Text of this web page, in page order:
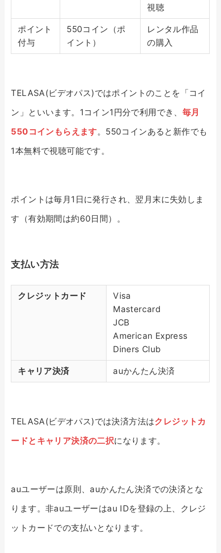
視聴
ポイント
付与
550コイン（ポ
イント）
レンタル作品
の購入
TELASA(ビデオパス)ではポイントのことを「コイ
ン」といいます。1コイン1円分で利用でき、 毎月
550コインもらえます。550コインあると新作でも
1本無料で視聴可能です。
ポイントは毎月1日に発行され、翌月末に失効しま
す（有効期間は約60日間）。
支払い方法
クレジットカード
Visa
Mastercard
JCB
American Express
Diners Club
キャリア決済 auかんたん決済
TELASA(ビデオパス)では決済方法はクレジットカ
ードとキャリア決済の二択になります。
auユーザーは原則、auかんたん決済での決済とな
ります。非auユーザーはau IDを登録の上、クレジ
ットカードでの支払いとなります。